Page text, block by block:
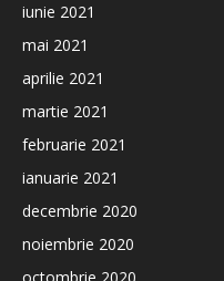
iunie 2021
mai 2021
aprilie 2021
martie 2021
februarie 2021
ianuarie 2021
decembrie 2020
noiembrie 2020